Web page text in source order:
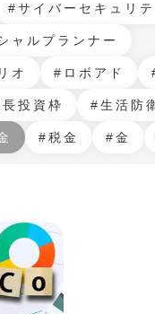
#サイバーセキュリテ
ャルプランナー
オ #ロボアド
投資枠 #生活防
#税金 #金